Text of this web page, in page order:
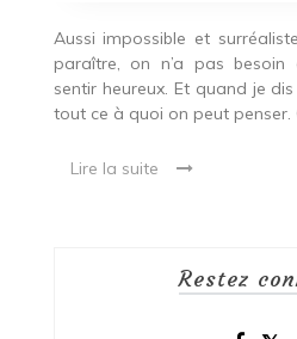
Aussi impossible et
paraître, on n’a pas
sentir heureux. Et quand je
tout ce à quoi on peut penser.
Lire la suite
Restez